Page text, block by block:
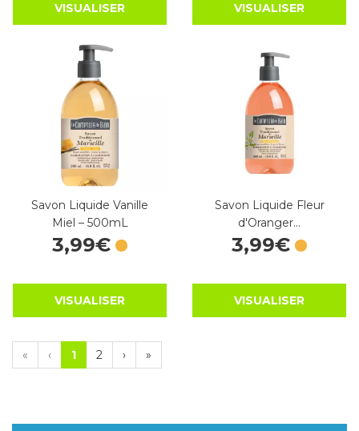
VISUALISER VISUALISER
Savon Liquide Vanille
Miel – 500mL
3,99€
VISUALISER
Savon Liquide Fleur
d'Oranger…
3,99€
VISUALISER
« ‹ 1 2 › »